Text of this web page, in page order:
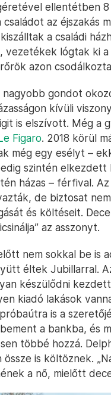
ellentétben
az éjszakás
a családi
vezetékek lógtak ki
azon
nagyobb gondot
kívüli
is elszívott. Még a
Figaro. 2018 körül
még egy esélyt –
szintén elkezdett
házas – férfival.
de biztosat
és költéseit.
az asszonyt.
nem sokkal be is
éltek Jubillarral.
készülődni
kiadó lakások
is a
a bankba, és
többé hozzá.
is költöznek.
a nő, mielőtt